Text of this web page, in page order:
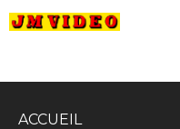
ACCUEIL